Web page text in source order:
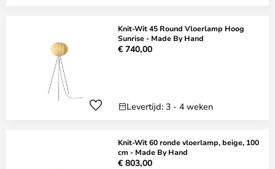
Knit-Wit 45 Round Vloerlamp Hoog
Sunrise - Made By Hand
€ 740,00
Levertijd: 3 - 4 weken
Knit-Wit 60 ronde vloerlamp, beige, 100
cm - Made By Hand
€ 803,00